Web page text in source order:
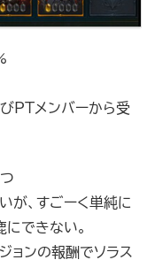
PTメンバーから受
が、すごーく単純に
にできない。
ョンの報酬でソラス